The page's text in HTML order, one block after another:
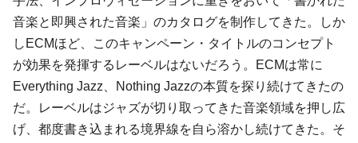
音楽と即興された音楽」のカタログを制作してきた。しか
しECMほど、このキャンペーン・タイトルのコンセプト
が効果を発揮するレーベルはないだろう。ECMは常に
Everything Jazz、Nothing Jazzの本質を探り続けてきたの
だ。レーベルはジャズが切り取ってきた音楽領域を押し広
げ、都度書き込まれる境界線を自ら溶かし続けてきた。そ